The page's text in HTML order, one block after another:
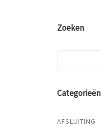
Zoeken
Categorieën
AFSLUITING